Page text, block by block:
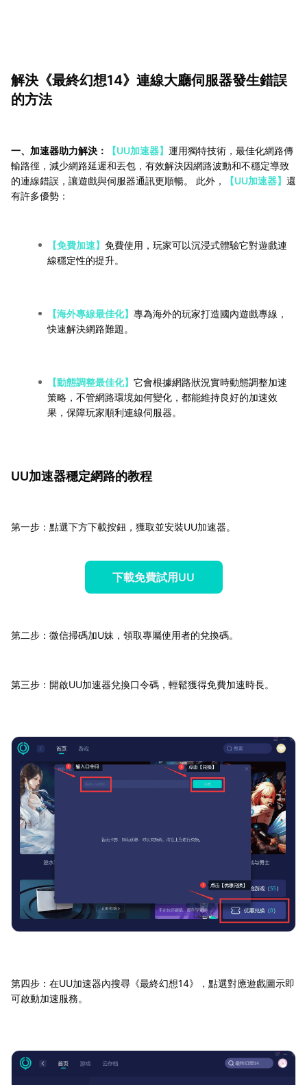
解決《最終幻想14》連線大廳伺服器發生錯誤
的方法
一、加速器助力解決： 【UU加速器】 運用獨特技術，最佳化網路傳
輸路徑，減少網路延遲和丟包，有效解決因網路波動和不穩定導致
的連線錯誤，讓遊戲與伺服器通訊更順暢。 此外，
【UU加速器】 還
有許多優勢：
【免費加速】 免費使用，玩家可以沉浸式體驗它對遊戲連
線穩定性的提升。
【海外專線最佳化】 專為海外的玩家打造國內遊戲專線，
快速解決網路難題。
【動態調整最佳化】 它會根據網路狀況實時動態調整加速
策略，不管網路環境如何變化，都能維持良好的加速效
果，保障玩家順利連線伺服器。
UU加速器穩定網路的教程
第一步：點選下方下載按鈕，獲取並安裝UU加速器。
下載免費試用UU
第二步：微信掃碼加U妹，領取專屬使用者的兌換碼。
第三步：開啟UU加速器兌換口令碼，輕鬆獲得免費加速時長。
第四步：在UU加速器內搜尋《最終幻想14》，點選對應遊戲圖示即
可啟動加速服務。